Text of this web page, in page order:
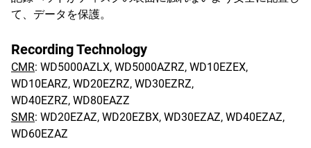
て、データを保護。
Recording Technology
CMR: WD5000AZLX, WD5000AZRZ, WD10EZEX,
WD10EARZ, WD20EZRZ, WD30EZRZ,
WD40EZRZ, WD80EAZZ
SMR: WD20EZAZ, WD20EZBX, WD30EZAZ, WD40EZAZ,
WD60EZAZ